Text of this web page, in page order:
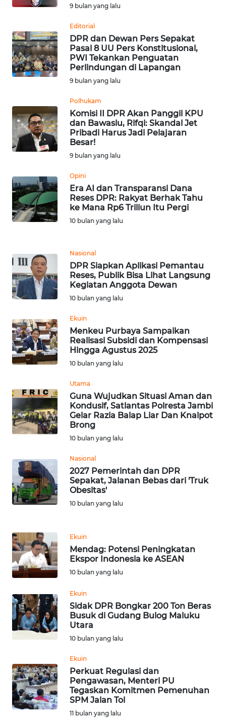
9 bulan yang lalu
Editorial
DPR dan Dewan Pers Sepakat
Pasal 8 UU Pers Konstitusional,
PWI Tekankan Penguatan
Perlindungan di Lapangan
9 bulan yang lalu
Polhukam
Komisi II DPR Akan Panggil KPU
dan Bawaslu, Rifqi: Skandal Jet
Pribadi Harus Jadi Pelajaran
Besar!
9 bulan yang lalu
Opini
Era AI dan Transparansi Dana
Reses DPR: Rakyat Berhak Tahu
ke Mana Rp6 Triliun Itu Pergi
10 bulan yang lalu
Nasional
DPR Siapkan Aplikasi Pemantau
Reses, Publik Bisa Lihat Langsung
Kegiatan Anggota Dewan
10 bulan yang lalu
Ekuin
Menkeu Purbaya Sampaikan
Realisasi Subsidi dan Kompensasi
Hingga Agustus 2025
10 bulan yang lalu
Utama
Guna Wujudkan Situasi Aman dan
Kondusif, Satlantas Polresta Jambi
Gelar Razia Balap Liar Dan Knalpot
Brong
10 bulan yang lalu
Nasional
2027 Pemerintah dan DPR
Sepakat, Jalanan Bebas dari 'Truk
Obesitas'
10 bulan yang lalu
Ekuin
Mendag: Potensi Peningkatan
Ekspor Indonesia ke ASEAN
10 bulan yang lalu
Ekuin
Sidak DPR Bongkar 200 Ton Beras
Busuk di Gudang Bulog Maluku
Utara
10 bulan yang lalu
Ekuin
Perkuat Regulasi dan
Pengawasan, Menteri PU
Tegaskan Komitmen Pemenuhan
SPM Jalan Tol
11 bulan yang lalu
KALTARA
WN
KALSEL
KALTIM
WN
SULSEL
GORONTALO
WN
SULUT
MALUKU
WN
MALUT
WN
DAIRI
WN
WN
NIAS
WN
TAPANULI
SELATAN
TANJUNG
LESUNG
WN
WN
SIMALUNGUN
LABUHANBATU
WN
TAPANULI
TENGAH